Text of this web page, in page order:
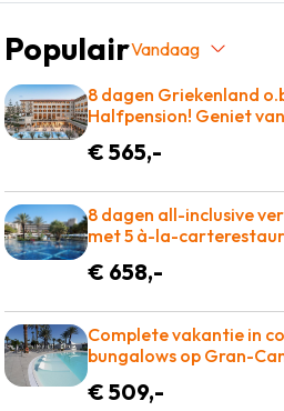
PopulairVandaag
8 dagen Griekenland
Halfpension! Geniet
ligbed aan het
€ 565,-
8 dagen all-inclusive
met 5 à-la-
year award voor maar
€ 658,-
Complete vakantie in
bungalows op Gran-
ruim opgezet complex
halfpension = BOEKEN!
€ 509,-